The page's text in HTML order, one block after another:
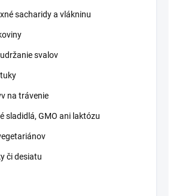
sacharidy a vlákninu
svalov
na trávenie
sladidlá, GMO ani laktózu
či desiatu